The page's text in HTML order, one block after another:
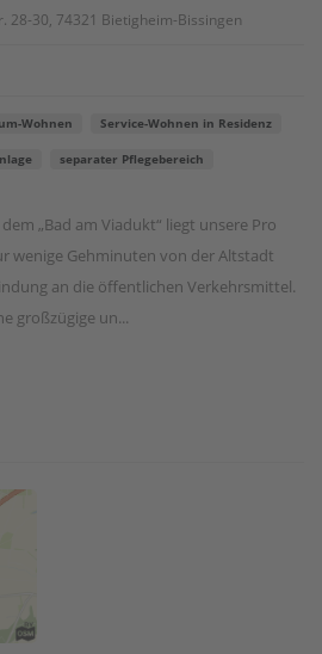
28-30, 74321 Bietigheim-Bissingen
Wohnen Service-Wohnen in Residenz
separater Pflegebereich
„Bad am Viadukt“ liegt unsere Pro
wenige Gehminuten von der Altstadt
an die öffentlichen Verkehrsmittel.
großzügige un...